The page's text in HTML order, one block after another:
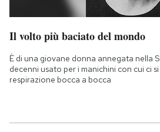
Il volto più baciato del mondo
È di una giovane donna annegata nella
decenni usato per i manichini con cui ci
respirazione bocca a bocca